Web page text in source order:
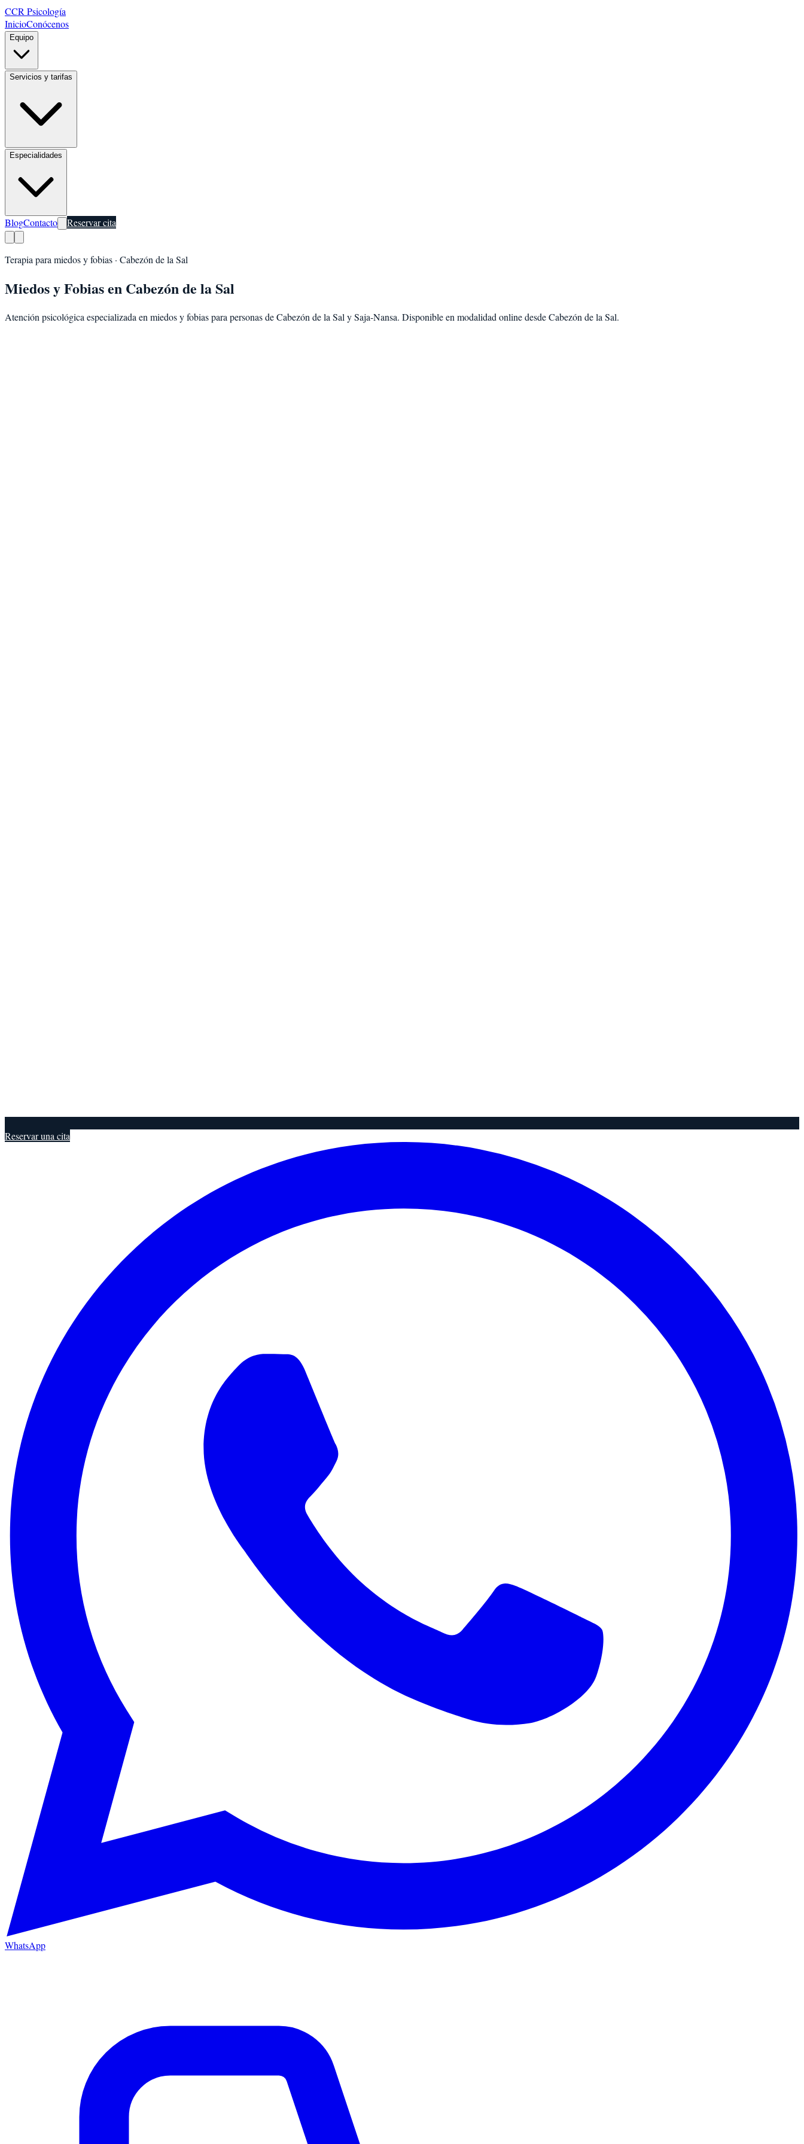
CCR Psicología
InicioConócenos
Equipo
Servicios y tarifas
Especialidades
BlogContacto Reservar cita
Terapia para miedos y fobias · Cabezón de la Sal
Miedos y Fobiasen Cabezón de la Sal
Atención psicológica especializada en miedos y fobiaspara personas deCabezón de la Sal ySaja-Nansa. Disponible en modalidad online desde Cabezón de la Sal.
Reservar una cita
WhatsApp